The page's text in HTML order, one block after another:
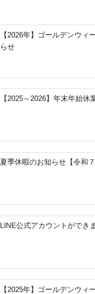
【2026年】ゴールデンウィ
らせ
【2025～2026】年末年始休
夏季休暇のお知らせ【令和７
LINE公式アカウントができ
【2025年】ゴールデンウィ